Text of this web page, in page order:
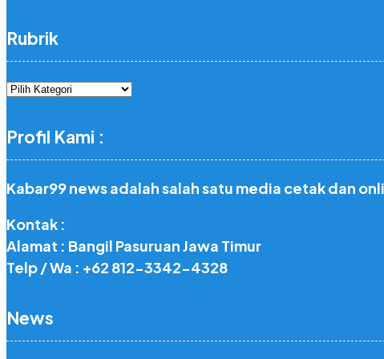
Rubrik
Rubrik
Profil Kami :
Kabar99 news adalah salah satu media cetak dan
Kontak :
Alamat : Bangil Pasuruan Jawa Timur
Telp / Wa : +62 812-3342-4328
News